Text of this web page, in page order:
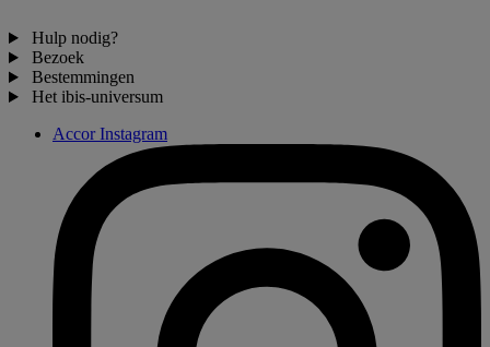
Hulp nodig?
Bezoek
Bestemmingen
Het ibis-universum
Accor Instagram